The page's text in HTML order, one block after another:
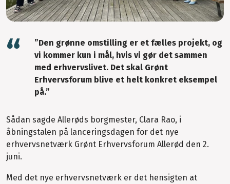
”Den grønne omstilling er et fælles projekt, og
vi kommer kun i mål, hvis vi gør det sammen
med erhvervslivet. Det skal Grønt
Erhvervsforum blive et helt konkret eksempel
på.”
Sådan sagde Allerøds borgmester, Clara Rao, i
åbningstalen på lanceringsdagen for det nye
erhvervsnetværk Grønt Erhvervsforum Allerød den 2.
juni.
Med det nye erhvervsnetværk er det hensigten at